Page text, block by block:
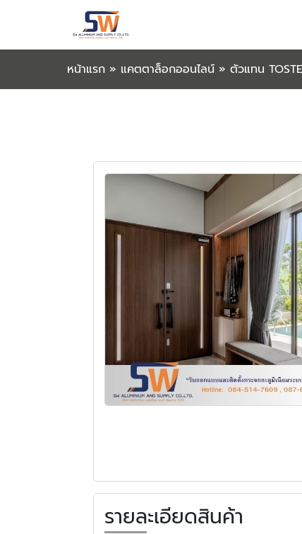
หน้าแรก » แคตตาล็อกออนไลน์ » ตัวแทน
รายละเอียดสินค้า